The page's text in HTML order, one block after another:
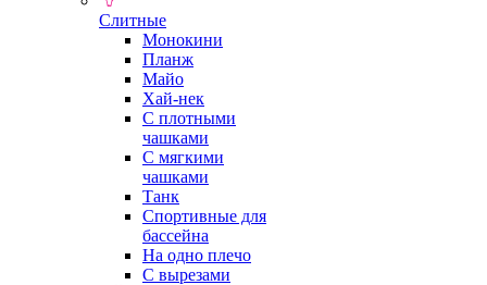
Слитные
Монокини
Планж
Майо
Хай-нек
С плотными
чашками
С мягкими
чашками
Танк
Спортивные для
бассейна
На одно плечо
С вырезами